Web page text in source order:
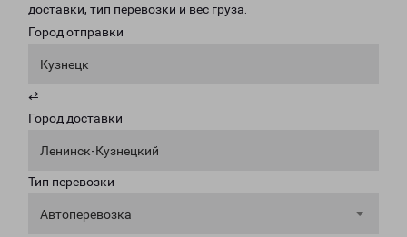
доставки, тип перевозки и вес груза.
Город отправки
Кузнецк
⇄
Город доставки
Ленинск-Кузнецкий
Тип перевозки
Автоперевозка